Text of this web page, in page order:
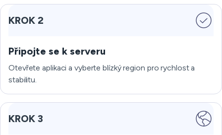
KROK 2
Připojte se k serveru
Otevřete aplikaci a vyberte blízký region pro rychlost a
stabilitu.
KROK 3